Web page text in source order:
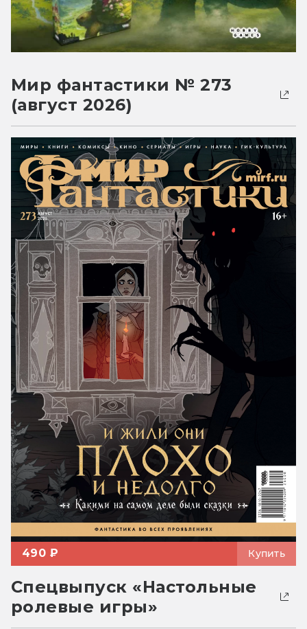
Мир фантастики № 273
(август 2026)
490 ₽ Купить
Спецвыпуск «Настольные
ролевые игры»